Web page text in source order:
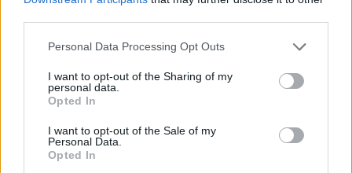
Please note that this website/app uses one or more Google
not limited to your visit or usage behaviour. You may click to
grant or deny consent to Google and its third-party tags to
use your data for below specified purposes in below Google
consent section.
Personal Data Processing Opt Outs
I want to opt-out of the Sharing of my
personal data.
Opted In
I want to opt-out of the Sale of my
Personal Data.
Opted In
- Az utolsó hetektől eltekintve én nagyon jól éreztem
magam ott. Olyan volt, mint egy iszonyú nagy
tudok bemenni abba a házba.
színészként kifejezetten jót tett neked, hogy eljöttél a
Bárkáról.